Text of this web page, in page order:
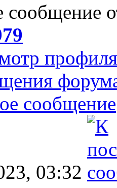
сообщение
профиля
сообщение
03:32